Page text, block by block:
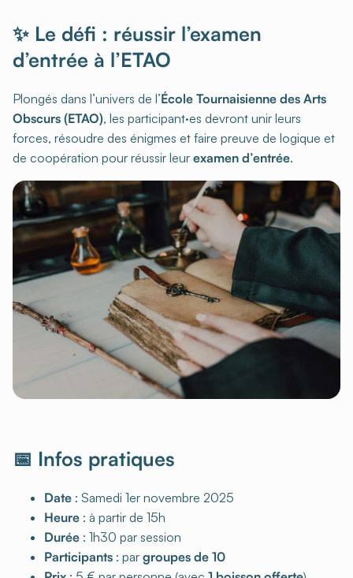
✨ Le défi : réussir l’examen
d’entrée à l’ETAO
Plongés dans l’univers de l’École Tournaisienne des Arts
Obscurs (ETAO), les participant·es devront unir leurs
forces, résoudre des énigmes et faire preuve de logique et
de coopération pour réussir leur examen d’entrée.
📅 Infos pratiques
Date : Samedi 1er novembre 2025
Heure : à partir de 15h
Durée : 1h30 par session
Participants : par groupes de 10